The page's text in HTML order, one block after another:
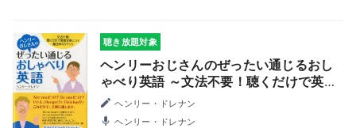
聴き放題対象
ヘンリーおじさんのぜったい通じるおし
ゃべり英語 ～文法不要！聴くだけで英語
が身につく魔法のCDブック～
ヘンリー・ドレナン
ヘンリー・ドレナン